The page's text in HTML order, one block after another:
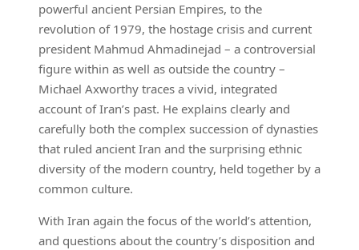
powerful ancient Persian Empires, to the
revolution of 1979, the hostage crisis and current
president Mahmud Ahmadinejad – a controversial
figure within as well as outside the country –
Michael Axworthy traces a vivid, integrated
account of Iran’s past. He explains clearly and
carefully both the complex succession of dynasties
that ruled ancient Iran and the surprising ethnic
diversity of the modern country, held together by a
common culture.
With Iran again the focus of the world’s attention,
and questions about the country’s disposition and